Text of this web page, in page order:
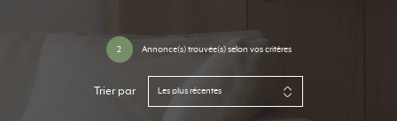
2 Annonce(s) trouvée(s) selon vos critères
Trier par Les plus récentes